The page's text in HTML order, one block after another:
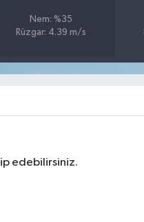
Nem: %35
Rüzgar: 4.39 m/s
edebilirsiniz.